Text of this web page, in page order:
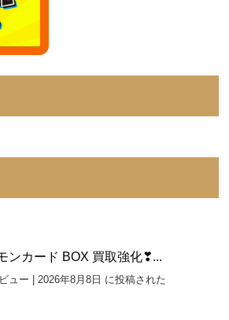
ンカード BOX 買取強化❣...
ュー 2026年8月8日 に投稿された